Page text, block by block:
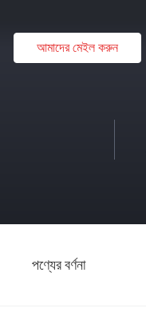
আমাদের মেইল ​​করুন
পণ্যের বর্ণনা